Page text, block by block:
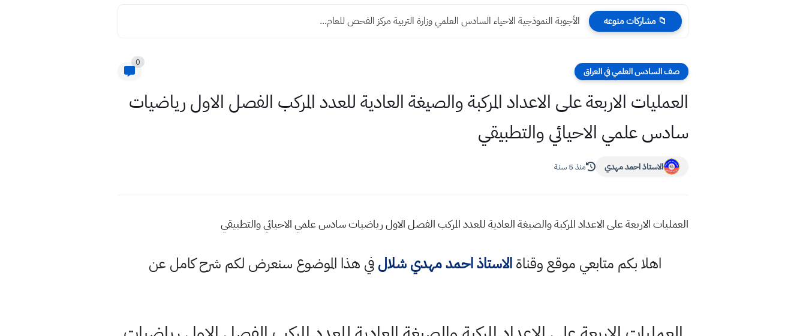
📁 مشاركات منوعه الأجوبة النموذجية الاحياء السادس العلمي وزارة التربية مركز الفحص للعام...
صف السادس العلمي في العراق
0
العمليات الاربعة على الاعداد المركبة والصيغة العادية للعدد المركب الفصل الاول رياضيات
سادس علمي الاحيائي والتطبيقي
الاستاذ احمد مهدي منذ 5 سنة
العمليات الاربعة على الاعداد المركبة والصيغة العادية للعدد المركب الفصل الاول رياضيات سادس علمي الاحيائي والتطبيقي
اهلا بكم متابعي موقع وقناةالاستاذ احمد مهدي شلالفي هذا الموضوع سنعرض لكم شرح كامل عن